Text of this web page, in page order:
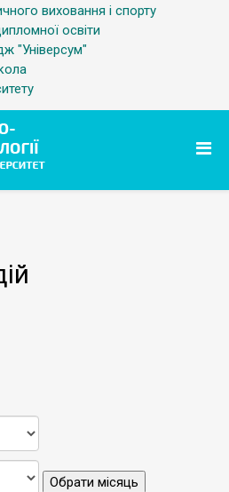
виховання і спорту
освіти
"Універсум"
Обрати місяць